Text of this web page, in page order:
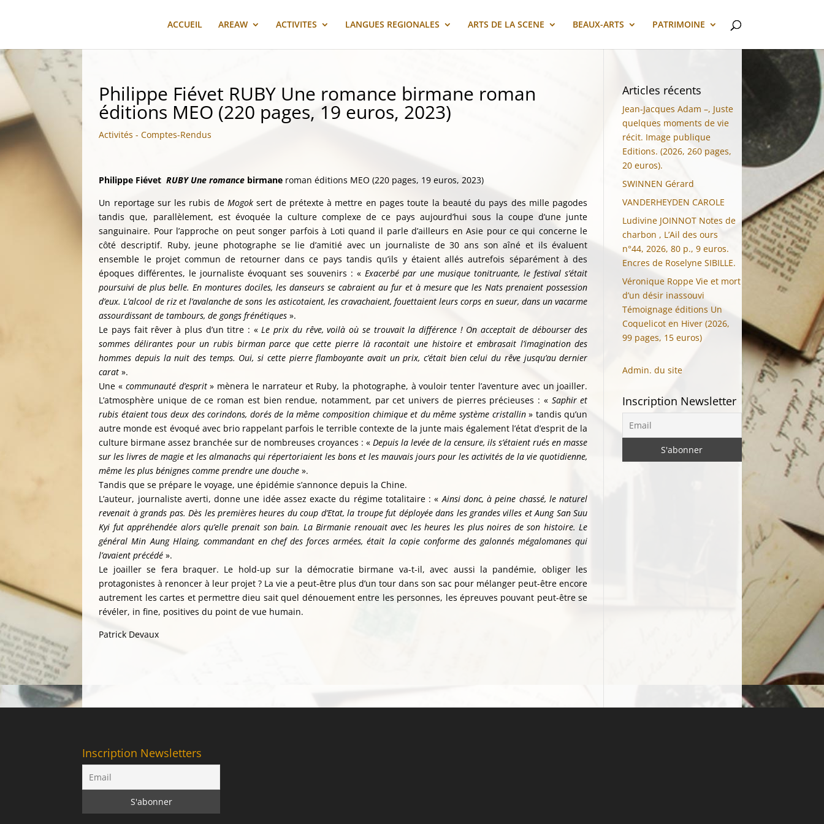
ACCUEIL AREAW ACTIVITES LANGUES REGIONALES ARTS DE LA SCENE BEAUX-ARTS PATRIMOINE
Philippe Fiévet RUBY Une romance birmane roman
éditions MEO (220 pages, 19 euros, 2023)
Activités - Comptes-Rendus
Philippe Fiévet RUBY Une romance birmane roman éditions MEO (220 pages, 19 euros, 2023)
Un reportage sur les rubis de Mogok sert de prétexte à mettre en pages toute la beauté du pays des mille pagodes
tandis que, parallèlement, est évoquée la culture complexe de ce pays aujourd’hui sous la coupe d’une junte
sanguinaire. Pour l’approche on peut songer parfois à Loti quand il parle d’ailleurs en Asie pour ce qui concerne le
côté descriptif. Ruby, jeune photographe se lie d’amitié avec un journaliste de 30 ans son aîné et ils évaluent
ensemble le projet commun de retourner dans ce pays tandis qu’ils y étaient allés autrefois séparément à des
époques différentes, le journaliste évoquant ses souvenirs : «Exacerbé par une musique tonitruante, le festival s’était
poursuivi de plus belle. En montures dociles, les danseurs se cabraient au fur et à mesure que les Nats prenaient possession
d’eux. L’alcool de riz et l’avalanche de sons les asticotaient, les cravachaient, fouettaient leurs corps en sueur, dans un vacarme
assourdissant de tambours, de gongs frénétiques ».
Le pays fait rêver à plus d’un titre : «Le prix du rêve, voilà où se trouvait la différence ! On acceptait de débourser des
sommes délirantes pour un rubis birman parce que cette pierre là racontait une histoire et embrasait l’imagination des
hommes depuis la nuit des temps. Oui, si cette pierre flamboyante avait un prix, c’était bien celui du rêve jusqu’au dernier
carat ».
Une « communauté d’esprit» mènera le narrateur et Ruby, la photographe, à vouloir tenter l’aventure avec un joailler.
L’atmosphère unique de ce roman est bien rendue, notamment, par cet univers de pierres précieuses : « Saphir et
rubis étaient tous deux des corindons, dorés de la même composition chimique et du même système cristallin» tandis qu’un
autre monde est évoqué avec brio rappelant parfois le terrible contexte de la junte mais également l’état d’esprit de la
culture birmane assez branchée sur de nombreuses croyances : «Depuis la levée de la censure, ils s’étaient rués en masse
sur les livres de magie et les almanachs qui répertoriaient les bons et les mauvais jours pour les activités de la vie quotidienne,
même les plus bénignes comme prendre une douche ».
Tandis que se prépare le voyage, une épidémie s’annonce depuis la Chine.
L’auteur, journaliste averti, donne une idée assez exacte du régime totalitaire : « Ainsi donc, à peine chassé, le naturel
revenait à grands pas. Dès les premières heures du coup d’Etat, la troupe fut déployée dans les grandes villes et Aung San Suu
Kyi fut appréhendée alors qu’elle prenait son bain. La Birmanie renouait avec les heures les plus noires de son histoire. Le
général Min Aung Hlaing, commandant en chef des forces armées, était la copie conforme des galonnés mégalomanes qui
l’avaient précédé ».
Le joailler se fera braquer. Le hold-up sur la démocratie birmane va-t-il, avec aussi la pandémie, obliger les
protagonistes à renoncer à leur projet ? La vie a peut-être plus d’un tour dans son sac pour mélanger peut-être encore
autrement les cartes et permettre dieu sait quel dénouement entre les personnes, les épreuves pouvant peut-être se
révéler, in fine, positives du point de vue humain.
Patrick Devaux
Articles récents
Jean-Jacques Adam –, Juste
quelques moments de vie
récit. Image publique
Editions. (2026, 260 pages,
20 euros).
SWINNEN Gérard
VANDERHEYDEN CAROLE
Ludivine JOINNOT Notes de
charbon , L’Ail des ours
n°44, 2026, 80 p., 9 euros.
Encres de Roselyne SIBILLE.
Véronique Roppe Vie et mort
d’un désir inassouvi
Témoignage éditions Un
Coquelicot en Hiver (2026,
99 pages, 15 euros)
Admin. du site
Inscription Newsletter
Inscription Newsletters